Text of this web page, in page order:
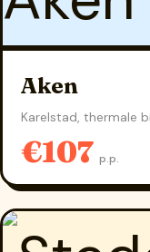
Aken
Karelstad, thermale
€107 p.p.